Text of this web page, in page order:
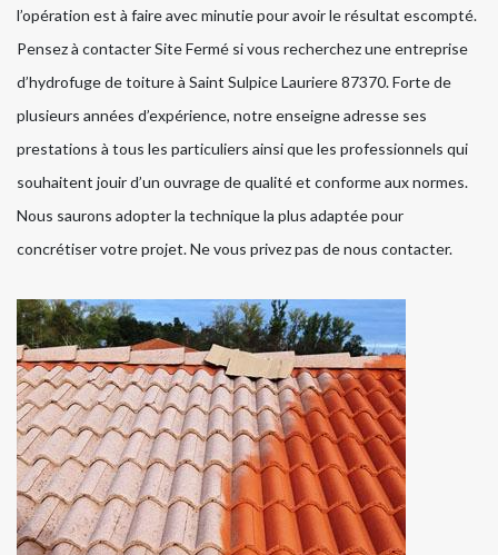
l’opération est à faire avec minutie pour avoir le résultat escompté.
Pensez à contacter Site Fermé si vous recherchez une entreprise
d’hydrofuge de toiture à Saint Sulpice Lauriere 87370. Forte de
plusieurs années d’expérience, notre enseigne adresse ses
prestations à tous les particuliers ainsi que les professionnels qui
souhaitent jouir d’un ouvrage de qualité et conforme aux normes.
Nous saurons adopter la technique la plus adaptée pour
concrétiser votre projet. Ne vous privez pas de nous contacter.